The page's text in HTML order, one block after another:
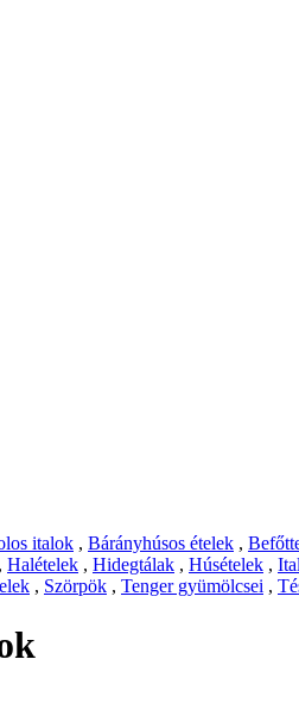
italok , Bárányhúsos ételek ,
, Halételek , Hidegtálak , Húsételek ,
, Szörpök , Tenger gyümölcsei ,